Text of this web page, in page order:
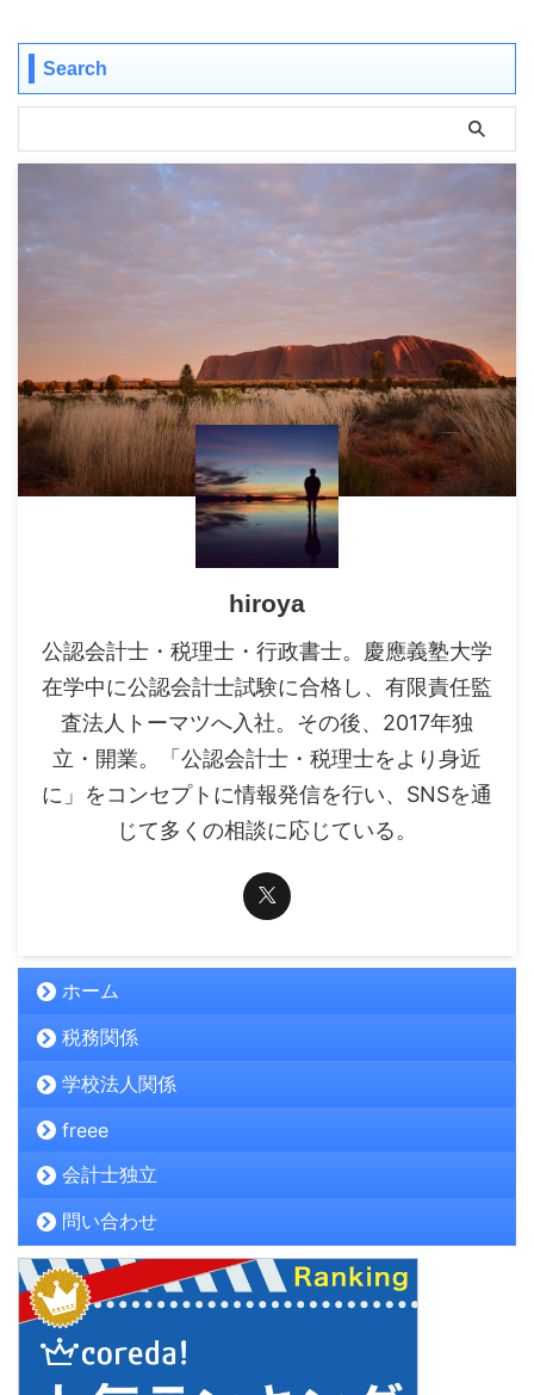
Search
hiroya
公認会計士・税理士・行政書士。慶應義塾大学
在学中に公認会計士試験に合格し、有限責任監
査法人トーマツへ入社。その後、2017年独
立・開業。「公認会計士・税理士をより身近
に」をコンセプトに情報発信を行い、SNSを通
じて多くの相談に応じている。
ホーム
税務関係
学校法人関係
freee
会計士独立
問い合わせ